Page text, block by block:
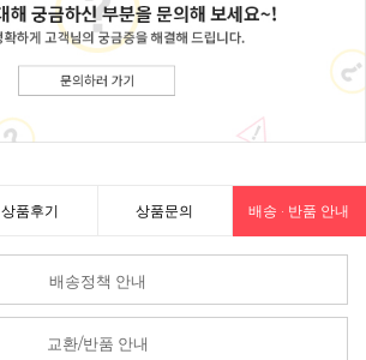
상품후기 상품문의 배송 · 반품 안내
배송정책 안내
교환/반품 안내